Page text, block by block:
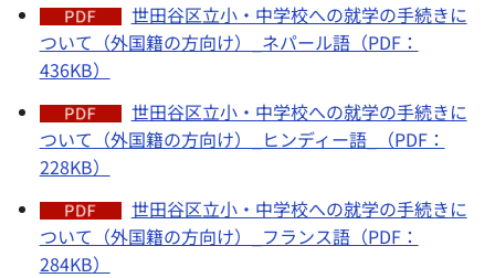
世田谷区立小・中学校への就学の手続きに
ついて（外国籍の方向け）_ネパール語（PDF：
436KB）
世田谷区立小・中学校への就学の手続きに
ついて（外国籍の方向け）_ヒンディー語_（PDF：
228KB）
世田谷区立小・中学校への就学の手続きに
ついて（外国籍の方向け）_フランス語（PDF：
284KB）